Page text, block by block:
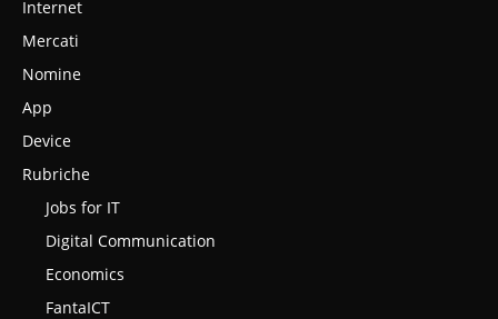
Internet
Mercati
Nomine
App
Device
Rubriche
Jobs for IT
Digital Communication
Economics
FantaICT